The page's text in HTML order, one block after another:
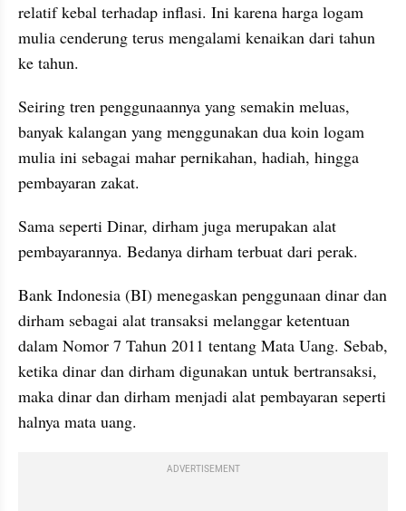
relatif kebal terhadap inflasi. Ini karena harga logam
mulia cenderung terus mengalami kenaikan dari tahun
ke tahun.
Seiring tren penggunaannya yang semakin meluas,
banyak kalangan yang menggunakan dua koin logam
mulia ini sebagai mahar pernikahan, hadiah, hingga
pembayaran zakat.
Sama seperti Dinar, dirham juga merupakan alat
pembayarannya. Bedanya dirham terbuat dari perak.
Bank Indonesia (BI) menegaskan penggunaan dinar dan
dirham sebagai alat transaksi melanggar ketentuan
dalam Nomor 7 Tahun 2011 tentang Mata Uang. Sebab,
ketika dinar dan dirham digunakan untuk bertransaksi,
maka dinar dan dirham menjadi alat pembayaran seperti
halnya mata uang.
ADVERTISEMENT